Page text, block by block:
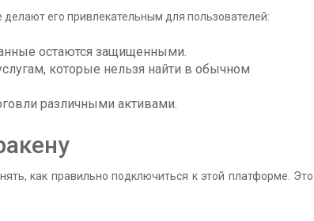
его привлекательным для пользователей:
остаются защищенными.
которые нельзя найти в обычном
различными активами.
как правильно подключиться к этой платформе. Это